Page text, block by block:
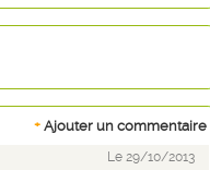
+ Ajouter un commentaire
Le 29/10/2013